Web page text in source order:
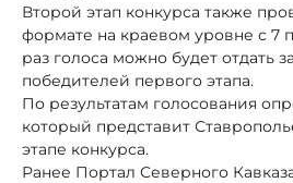
Второй этап конкурса также
формате на краевом уровне с 7
раз голоса можно будет отдать
победителей первого этапа.
По результатам голосования
который представит
этапе конкурса.
Ранее Портал Северного